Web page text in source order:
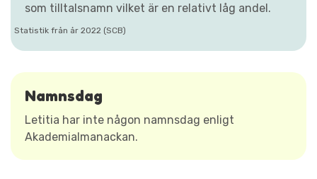
som tilltalsnamn vilket är en relativt låg andel.
Statistik från år 2022 (SCB)
Namnsdag
Letitia har inte någon namnsdag enligt
Akademialmanackan.